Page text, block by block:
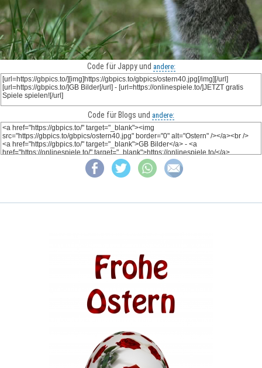
Code für Jappy und andere:
Code für Blogs und andere: